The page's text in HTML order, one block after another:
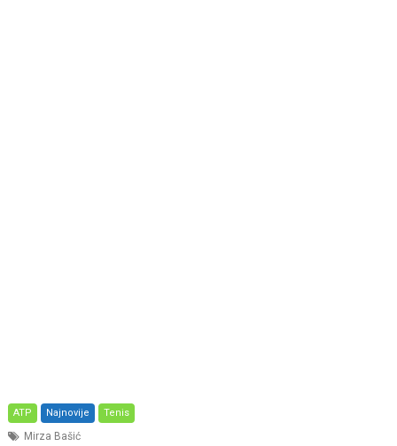
ATP Najnovije Tenis
Mirza Bašić